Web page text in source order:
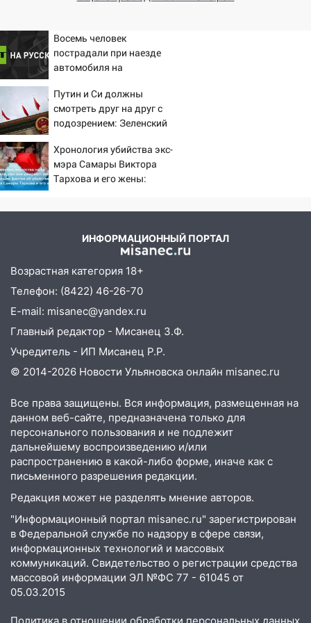
Госпиталя ветеранов Эльмира
шаг навстречу здоровому долголетию»
03:00
Денежный понедельник и
творческий взлет: прогноз для всех
знаком зодиака на 3 августа
02.08.2026
20:24
Жительница Ульяновска перевела
аферистам более 300 тысяч рублей
19:12
Житель Чердаклинского района
Прогноз погоды на 3 августа в
Ульяновской области
17:13
Региональная прокуратура
подвела итоги за неделю
16:12 Житель Ульяновска лишился
почти 900 тысяч рублей при попытке
выгодно купить иномарку
пожара сгорела баня
14:19 В Инзе из-за загоревшегося
дивана эвакуировали 16 человек
14:18 Завтра днем ожидается жара в
Ульяновской области
13:00
«Неплохой период для перемен,
для нововведений, для отказа от чего-то
старого»: гороскоп для всех знаков
зодиака с 3 по 9 августа
12:12
Глава СК взял под контроль дело
о гибели пациентки после липосакции в
Восемь человек
пострадали при наезде
автомобиля на
Путин и Си должны
смотреть друг на друг с
подозрением: Зеленский
дипломатам
Хронология убийства экс-
мэра Самары Виктора
Тархова и его жены:
ИНФОРМАЦИОННЫЙ ПОРТАЛ
Возрастная категория 18+
Телефон: (8422) 46-26-70
E-mail: misanec@yandex.ru
Главный редактор - Мисанец З.Ф.
Учредитель - ИП Мисанец Р.Р.
© 2014-2026 Новости Ульяновска онлайн misanec.ru
Все права защищены. Вся информация, размещенная на
данном веб-сайте, предназначена только для
персонального пользования и не подлежит
дальнейшему воспроизведению и/или
распространению в какой-либо форме, иначе как с
письменного разрешения редакции.
Редакция может не разделять мнение авторов.
"Информационный портал misanec.ru" зарегистрирован
в Федеральной службе по надзору в сфере связи,
информационных технологий и массовых
коммуникаций. Свидетельство о регистрации средства
массовой информации ЭЛ №ФС 77 - 61045 от
05.03.2015